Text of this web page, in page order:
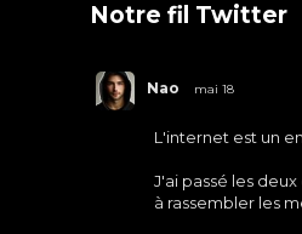
Notre fil Twitter
Nao mai 18
L'internet est un
J'ai passé les
à rassembler les